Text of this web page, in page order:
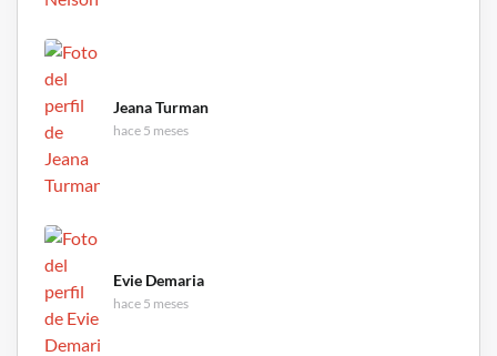
Jeana Turman
hace 5 meses
Evie Demaria
hace 5 meses